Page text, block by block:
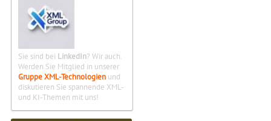
Sie sind bei LinkedIn? Wir auch.
Werden Sie Mitglied in unserer
Gruppe XML-Technologien und
diskutieren Sie spannende XML-
und KI-Themen mit uns!